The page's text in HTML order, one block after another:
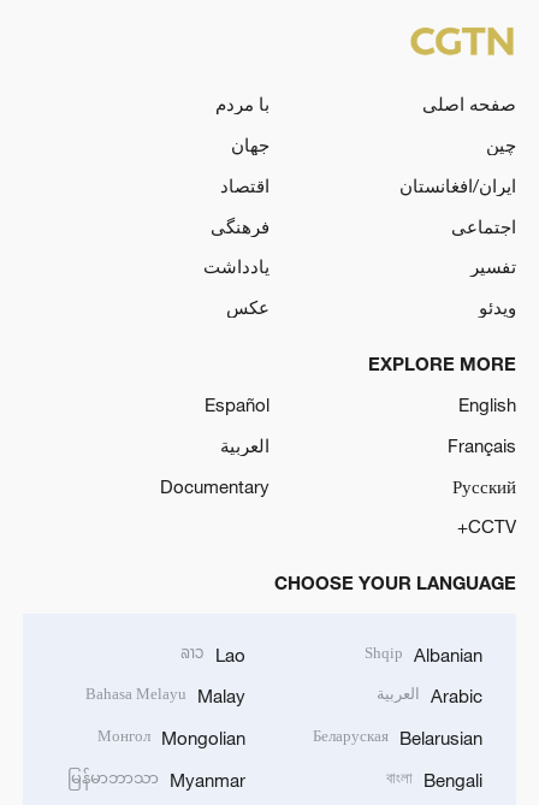
صفحه اصلی
با مردم
چین
جهان
ایران/افغانستان
اقتصاد
اجتماعی
فرهنگی
تفسیر
یادداشت
ویدئو
عکس
EXPLORE MORE
English
Español
Français
العربية
Русский
Documentary
CCTV+
CHOOSE YOUR LANGUAGE
Albanian
Shqip
Arabic العربية
Belarusian
Беларуская
Bengali
বাংলা
Lao
ລາວ
Malay
Bahasa Melayu
Mongolian
Монгол
Myanmar
မြန်မာဘာသာ